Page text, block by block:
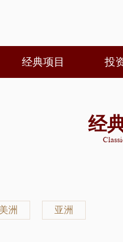
经典项目 投
经
洲 亚洲